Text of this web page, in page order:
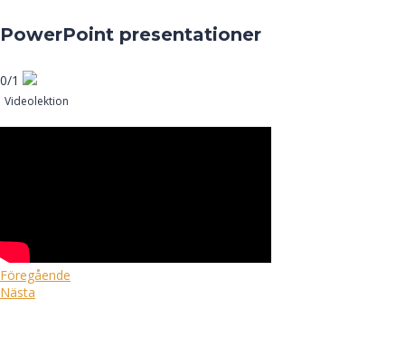
PowerPoint presentationer
0/1
Videolektion
Föregående
Nästa